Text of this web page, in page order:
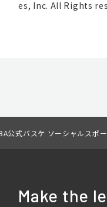
es, Inc. All Rights
公式バスケ ソーシャルスポ
Make the